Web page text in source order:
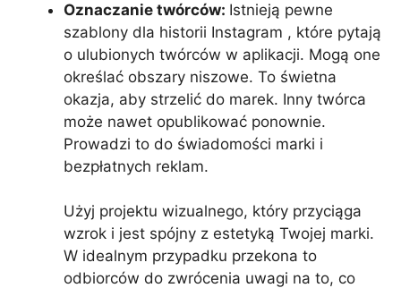
Oznaczanie twórców: Istnieją pewne
szablony dla historii Instagram , które pytają
o ulubionych twórców w aplikacji. Mogą one
określać obszary niszowe. To świetna
okazja, aby strzelić do marek. Inny twórca
może nawet opublikować ponownie.
Prowadzi to do świadomości marki i
bezpłatnych reklam.
Użyj projektu wizualnego, który przyciąga
wzrok i jest spójny z estetyką Twojej marki.
W idealnym przypadku przekona to
odbiorców do zwrócenia uwagi na to, co